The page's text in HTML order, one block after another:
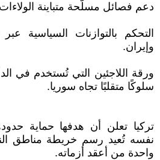
دعم فصائل مسلّحة متباينة
التحكم بالتوازنات السياسية
وإيران.
ورقة اللاجئين التي تُستخدم في
سلوكًا متقلبًا تجاه سوريا.
تركيا تعلن أن هدفها حماية
نفسه تُعيد رسم خريطة مناطق
واحدة من أعقد أزماته.